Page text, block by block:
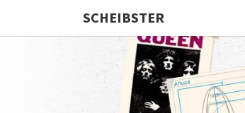
SCHEIBSTER